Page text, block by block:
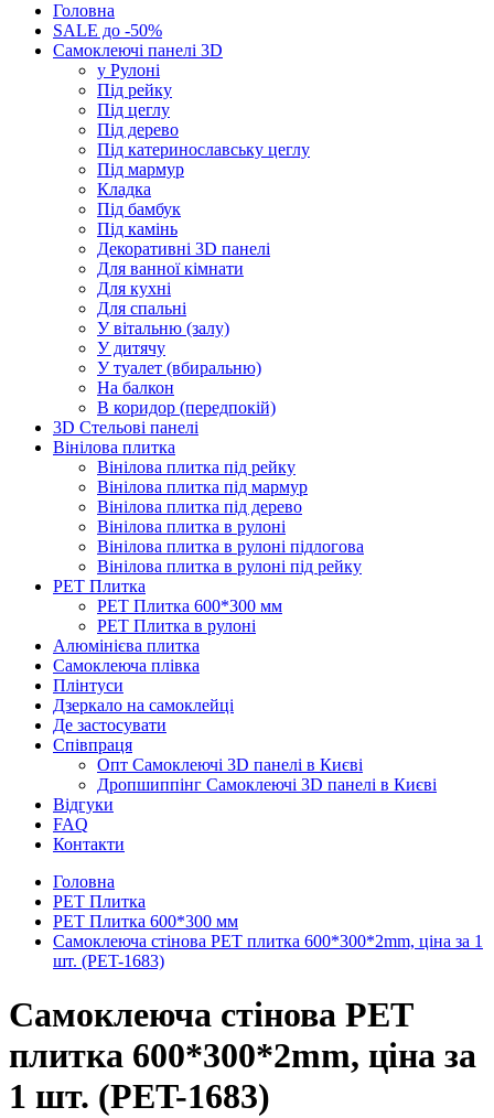
Головна
SALE до -50%
Самоклеючі панелі 3D
у Рулоні
Під рейку
Під цеглу
Під дерево
Під катеринославську цеглу
Під мармур
Кладка
Під бамбук
Під камінь
Декоративні 3D панелі
Для ванної кімнати
Для кухні
Для спальні
У вітальню (залу)
У дитячу
У туалет (вбиральню)
На балкон
В коридор (передпокій)
3D Стельові панелі
Вінілова плитка
Вінілова плитка під рейку
Вінілова плитка під мармур
Вінілова плитка під дерево
Вінілова плитка в рулоні
Вінілова плитка в рулоні підлогова
Вінілова плитка в рулоні під рейку
PET Плитка
PET Плитка 600*300 мм
PET Плитка в рулоні
Алюмінієва плитка
Самоклеюча плівка
Плінтуси
Дзеркало на самоклейці
Де застосувати
Співпраця
Опт Самоклеючі 3D панелі в Києві
Дропшиппінг Самоклеючі 3D панелі в Києві
Відгуки
FAQ
Контакти
Головна
PET Плитка
PET Плитка 600*300 мм
Самоклеюча стінова PET плитка 600*300*2mm, ціна за 1
шт. (PET-1683)
Самоклеюча стінова PET
плитка 600*300*2mm, ціна за
1 шт. (PET-1683)